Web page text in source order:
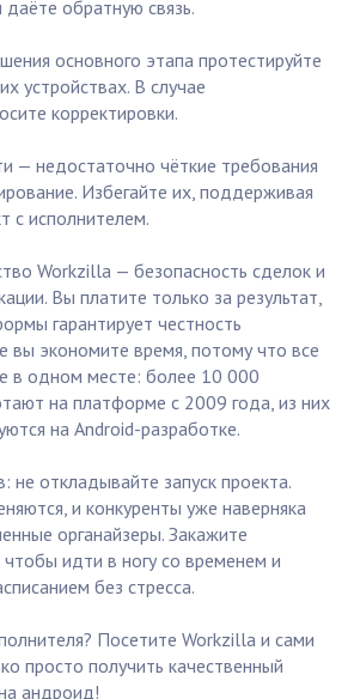
даёте обратную связь.
основного этапа протестируйте
устройствах. В случае
корректировки.
— недостаточно чёткие требования
Избегайте их, поддерживая
с исполнителем.
Workzilla — безопасность сделок и
Вы платите только за результат,
гарантирует честность
вы экономите время, потому что все
в одном месте: более 10 000
на платформе с 2009 года, из них
на Android-разработке.
не откладывайте запуск проекта.
и конкуренты уже наверняка
органайзеры. Закажите
чтобы идти в ногу со временем и
без стресса.
Посетите Workzilla и сами
просто получить качественный
андроид!